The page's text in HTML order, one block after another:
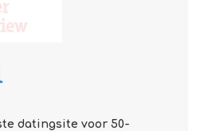
datingsite voor 50-